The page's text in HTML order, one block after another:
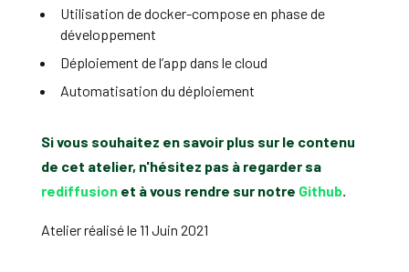
Utilisation de docker-compose en phase de
développement
Déploiement de l’app dans le cloud
Automatisation du déploiement
Si vous souhaitez en savoir plus sur le contenu
de cet atelier, n'hésitez pas à regarder sa
rediffusionet à vous rendre sur notre Github.
Atelier réalisé le 11 Juin 2021